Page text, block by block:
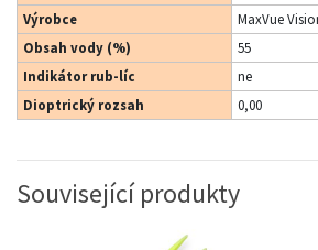
Výrobce
MaxVue
Obsah vody (%)
55
Indikátor rub-líc
ne
Dioptrický rozsah
0,00
Související produkty